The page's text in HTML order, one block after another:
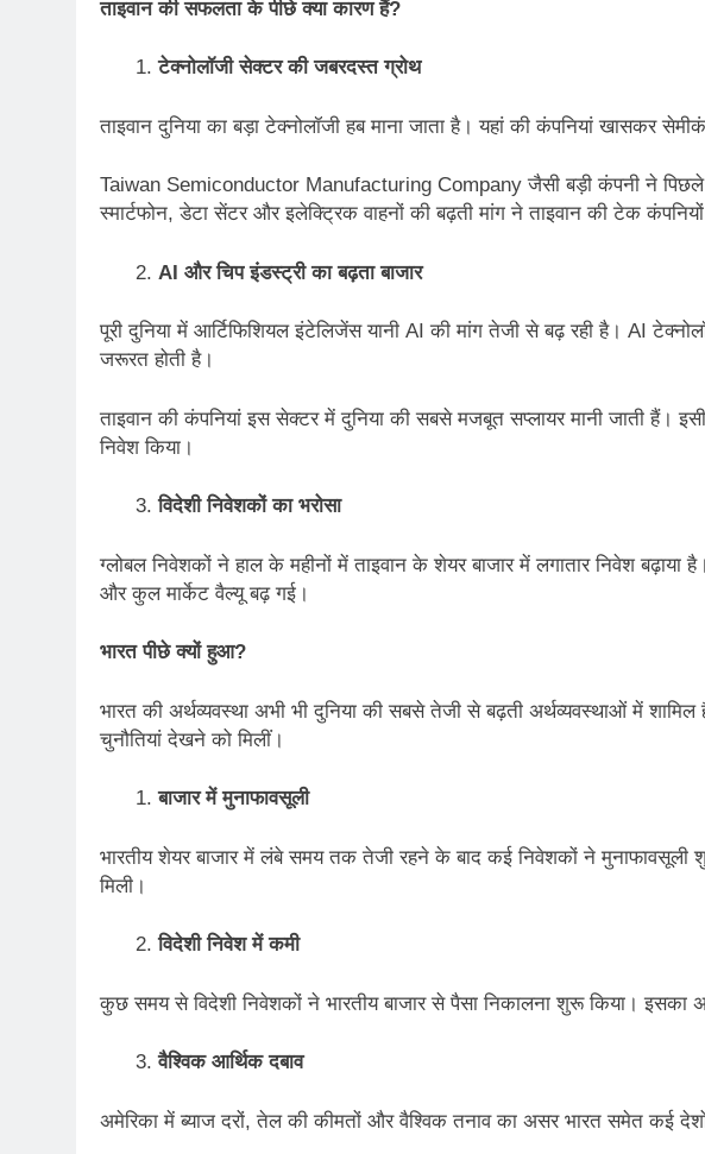
ताइवान की सफलता के पीछे क्या कारण हैं?
टेक्नोलॉजी सेक्टर की जबरदस्त ग्रोथ
ताइवान दुनिया का बड़ा टेक्नोलॉजी हब माना जाता है। यहां की कंपनियां खासकर
Taiwan Semiconductor Manufacturing Company जैसी बड़ी कंपनी ने पिछले
स्मार्टफोन, डेटा सेंटर और इलेक्ट्रिक वाहनों की बढ़ती मांग ने ताइवान की टेक
AI और चिप इंडस्ट्री का बढ़ता बाजार
पूरी दुनिया में आर्टिफिशियल इंटेलिजेंस यानी AI की मांग तेजी से बढ़ रही है। AI
जरूरत होती है।
ताइवान की कंपनियां इस सेक्टर में दुनिया की सबसे मजबूत सप्लायर मानी जाती हैं।
निवेश किया।
विदेशी निवेशकों का भरोसा
ग्लोबल निवेशकों ने हाल के महीनों में ताइवान के शेयर बाजार में लगातार निवेश
और कुल मार्केट वैल्यू बढ़ गई।
भारत पीछे क्यों हुआ?
भारत की अर्थव्यवस्था अभी भी दुनिया की सबसे तेजी से बढ़ती अर्थव्यवस्थाओं में
चुनौतियां देखने को मिलीं।
बाजार में मुनाफावसूली
भारतीय शेयर बाजार में लंबे समय तक तेजी रहने के बाद कई निवेशकों ने मुनाफावसूली
मिली।
विदेशी निवेश में कमी
कुछ समय से विदेशी निवेशकों ने भारतीय बाजार से पैसा निकालना शुरू किया। इसका
वैश्विक आर्थिक दबाव
अमेरिका में ब्याज दरों, तेल की कीमतों और वैश्विक तनाव का असर भारत समेत कई देशों